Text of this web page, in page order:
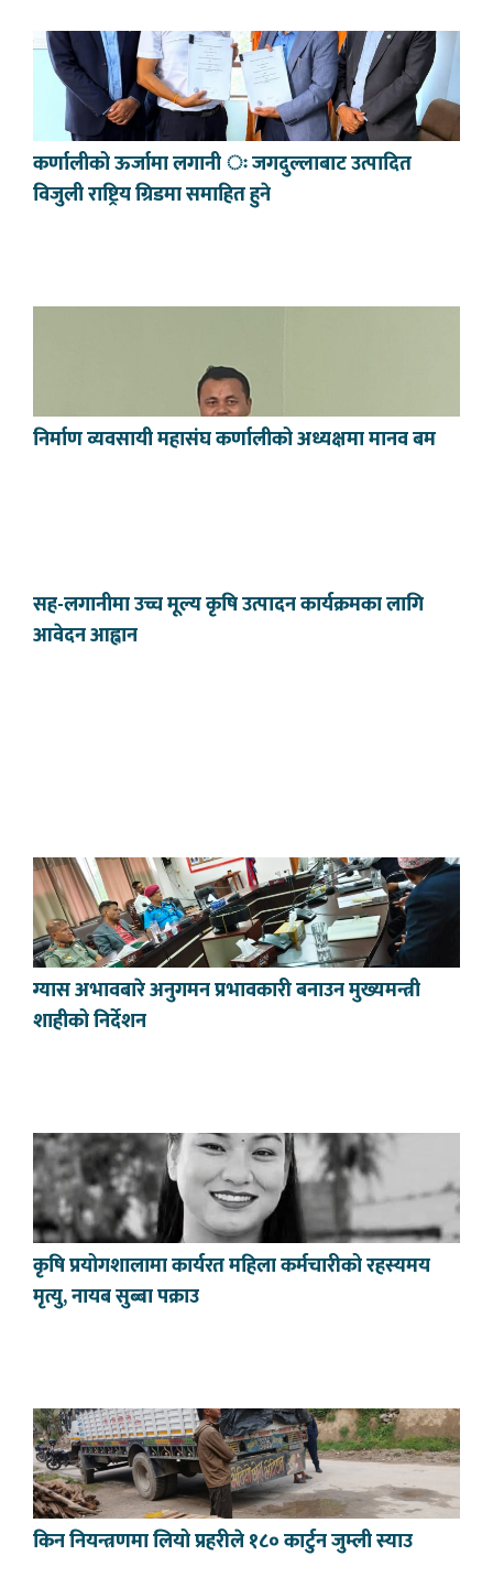
कर्णालीको ऊर्जामा लगानी ः जगदुल्लाबाट उत्पादित
विजुली राष्ट्रिय ग्रिडमा समाहित हुने
निर्माण व्यवसायी महासंघ कर्णालीको अध्यक्षमा मानव बम
सह-लगानीमा उच्च मूल्य कृषि उत्पादन कार्यक्रमका लागि
आवेदन आह्वान
ग्यास अभावबारे अनुगमन प्रभावकारी बनाउन मुख्यमन्त्री
शाहीको निर्देशन
कृषि प्रयोगशालामा कार्यरत महिला कर्मचारीको रहस्यमय
मृत्यु, नायब सुब्बा पक्राउ
किन नियन्त्रणमा लियो प्रहरीले १८० कार्टुन जुम्ली स्याउ